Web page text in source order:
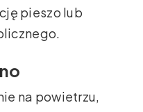
pieszo lub
na powietrzu,